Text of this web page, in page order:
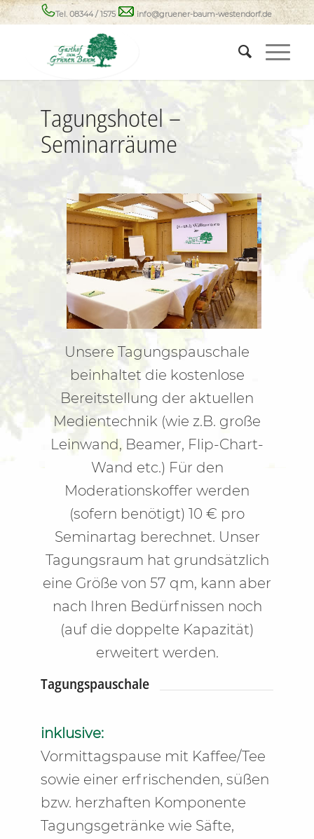
Tel. 08344 / 1575 info@gruener-baum-westendorf.de
Tagungshotel –
Seminarräume
Unsere Tagungspauschale
beinhaltet die kostenlose
Bereitstellung der aktuellen
Medientechnik (wie z.B. große
Leinwand, Beamer, Flip-Chart-
Wand etc.) Für den
Moderationskoffer werden
(sofern benötigt) 10 € pro
Seminartag berechnet. Unser
Tagungsraum hat grundsätzlich
eine Größe von 57 qm, kann aber
nach Ihren Bedürfnissen noch
(auf die doppelte Kapazität)
erweitert werden.
Tagungspauschale
inklusive:
Vormittagspause mit Kaffee/Tee
sowie einer erfrischenden, süßen
bzw. herzhaften Komponente
Tagungsgetränke wie Säfte,